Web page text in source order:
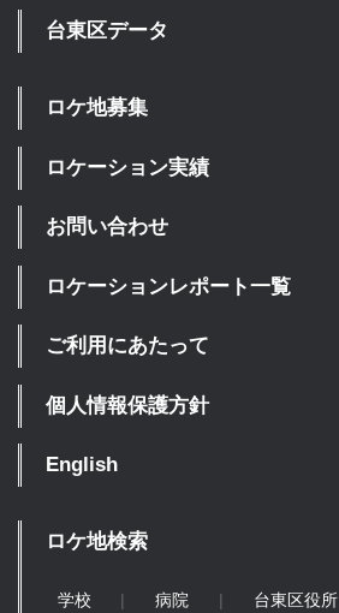
台東区データ
ロケ地募集
ロケーション実績
お問い合わせ
ロケーションレポート一覧
ご利用にあたって
個人情報保護方針
English
ロケ地検索
学校 病院 台東区役所